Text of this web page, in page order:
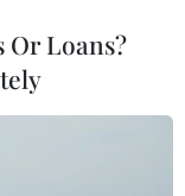
gia nhập Liên
Or Loans?